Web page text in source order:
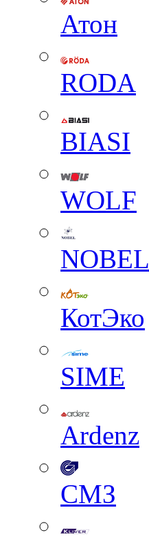
Атон
RODA
BIASI
WOLF
NOBEL
КотЭко
SIME
Ardenz
СМЗ